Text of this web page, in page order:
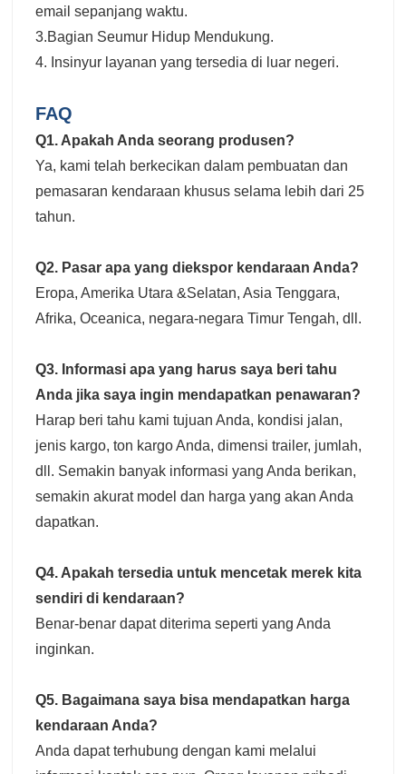
email sepanjang waktu.
3.Bagian Seumur Hidup Mendukung.
4. Insinyur layanan yang tersedia di luar negeri.
FAQ
Q1. Apakah Anda seorang produsen?
Ya, kami telah berkecikan dalam pembuatan dan
pemasaran kendaraan khusus selama lebih dari 25
tahun.
Q2. Pasar apa yang diekspor kendaraan Anda?
Eropa, Amerika Utara &Selatan, Asia Tenggara,
Afrika, Oceanica, negara-negara Timur Tengah, dll.
Q3. Informasi apa yang harus saya beri tahu
Anda jika saya ingin mendapatkan penawaran?
Harap beri tahu kami tujuan Anda, kondisi jalan,
jenis kargo, ton kargo Anda, dimensi trailer, jumlah,
dll. Semakin banyak informasi yang Anda berikan,
semakin akurat model dan harga yang akan Anda
dapatkan.
Q4. Apakah tersedia untuk mencetak merek kita
sendiri di kendaraan?
Benar-benar dapat diterima seperti yang Anda
inginkan.
Q5. Bagaimana saya bisa mendapatkan harga
kendaraan Anda?
Anda dapat terhubung dengan kami melalui